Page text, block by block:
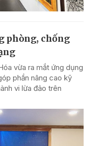
phòng, chống
vừa ra mắt ứng dụng
phần nâng cao kỹ
vi lừa đảo trên